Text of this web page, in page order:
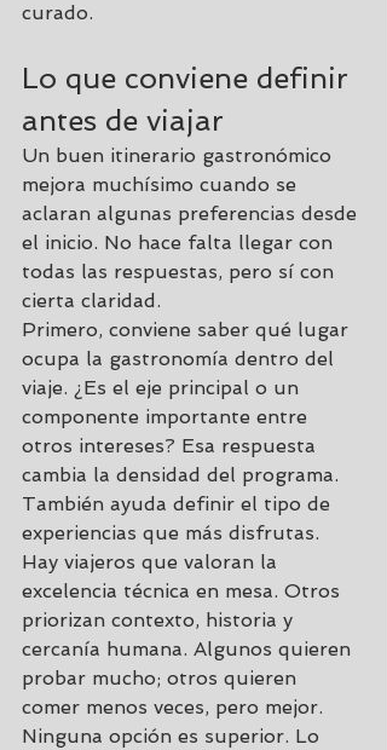
curado.
Lo que conviene definir
antes de viajar
Un buen itinerario gastronómico
mejora muchísimo cuando se
aclaran algunas preferencias desde
el inicio. No hace falta llegar con
todas las respuestas, pero sí con
cierta claridad.
Primero, conviene saber qué lugar
ocupa la gastronomía dentro del
viaje. ¿Es el eje principal o un
componente importante entre
otros intereses? Esa respuesta
cambia la densidad del programa.
También ayuda definir el tipo de
experiencias que más disfrutas.
Hay viajeros que valoran la
excelencia técnica en mesa. Otros
priorizan contexto, historia y
cercanía humana. Algunos quieren
probar mucho; otros quieren
comer menos veces, pero mejor.
Ninguna opción es superior. Lo